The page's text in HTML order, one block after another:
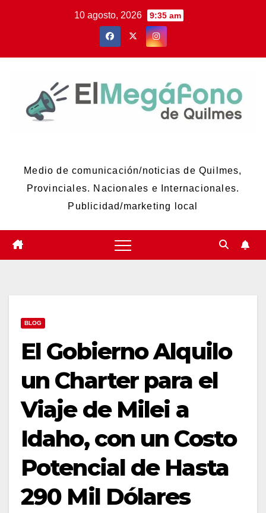
10 agosto, 2026 9:35 am
Medio de comunicación/noticias de Quilmes,
Provinciales. Nacionales e Internacionales.
Publicidad/marketing local
BLOG
El Gobierno Alquilo
un Charter para el
Viaje de Milei a
Idaho, con un Costo
Potencial de Hasta
290 Mil Dólares